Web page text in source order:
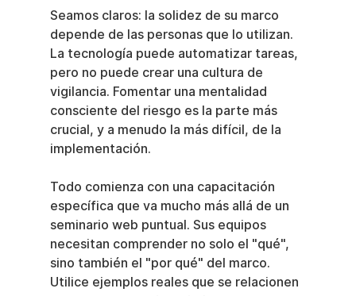
Seamos claros: la solidez de su marco
depende de las personas que lo utilizan.
La tecnología puede automatizar tareas,
pero no puede crear una cultura de
vigilancia. Fomentar una mentalidad
consciente del riesgo es la parte más
crucial, y a menudo la más difícil, de la
implementación.
Todo comienza con una capacitación
específica que va mucho más allá de un
seminario web puntual. Sus equipos
necesitan comprender no solo el "qué",
sino también el "por qué" del marco.
Utilice ejemplos reales que se relacionen